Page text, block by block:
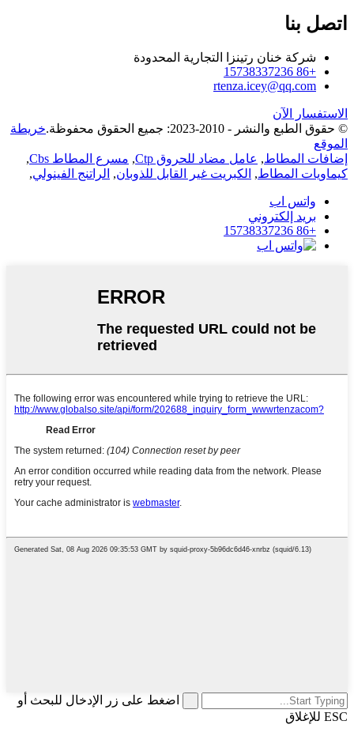
اتصل بنا
شركة خنان رتينزا التجارية المحدودة
+86 15738337236
rtenza.icey@qq.com
الاستفسار الآن
© حقوق الطبع والنشر - 2010-2023: جميع الحقوق محفوظة.
خريطة
الموقع
إضافات المطاط, عامل مضاد للحروق Ctp , مسرع المطاط Cbs
,
كيماويات المطاط, الكبريت غير القابل للذوبان, الراتنج الفينولي,
واتس اب
بريد إلكتروني
+86 15738337236
اضغط على زر الإدخال للبحث أو
ESC للإغلاق